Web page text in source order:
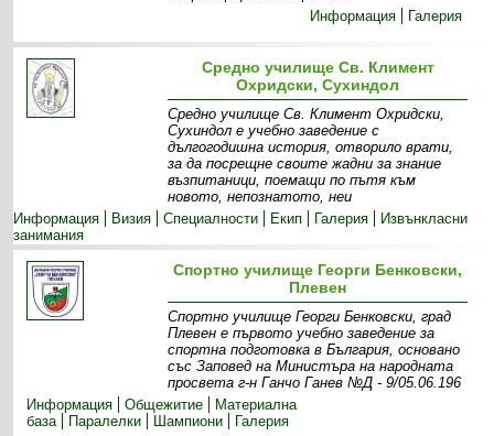
Информация
Галерия
Средно училище Св. Климент
Охридски, Сухиндол
Средно училище Св. Климент Охридски,
Сухиндол е учебно заведение с
дългогодишна история, отворило врати,
за да посрещне своите жадни за знание
възпитаници, поемащи по пътя към
новото, непознатото, неи
Информация
Визия Специалности Екип Галерия
Извънкласни
занимания
Спортно училище Георги Бенковски,
Плевен
Спортно училище Георги Бенковски, град
Плевен е първото учебно заведение за
спортна подготовка в България, основано
със Заповед на Министъра на народната
просвета г-н Ганчо Ганев №Д - 9/05.06.196
Информация
Общежитие
Материална
база
Паралелки Шампиони Галерия